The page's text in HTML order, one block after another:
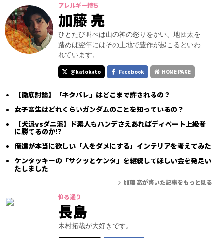
アレルギー持ち
加藤 亮
ひとたび叫べば山の神の怒りをかい、地団太を
踏めば翌年にはその土地で豊作が起こるといわ
れています。
@katokato Facebook HOME PAGE
【徹底討論】「ネタバレ」はどこまで許されるの？
女子高生はどれくらいガンダムのことを知っているの？
【犬派vsダニ派】ド素人もハンデさえあればディベート上級者
に勝てるのか!?
俺達が本当に欲しい「人をダメにする」インテリアを考えてみた
ケンタッキーの「サクッとケンタ」を継続してほしい会を発足い
たしました
加藤 亮が書いた記事をもっと見る
仰る通り
長島
木村拓哉が大好きです。